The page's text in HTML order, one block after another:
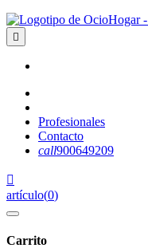

Profesionales
Contacto
call900649209

artículo(0)
Carrito